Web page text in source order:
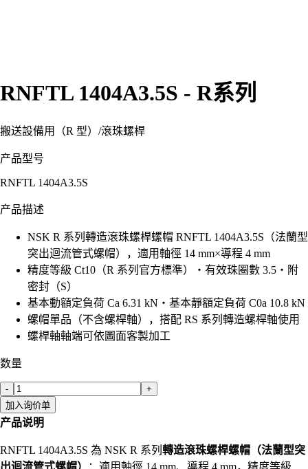
RNFTL 1404A3.5S - R系列
搬送設備用（R 型） /滾珠螺桿
产品型号
RNFTL 1404A3.5S
产品描述
NSK R 系列轉造滾珠螺桿螺帽 RNFTL 1404A3.5S（法蘭型
突出迴流管式螺帽），適用軸徑 14 mm×導程 4 mm
精度等級 Ct10（R 系列官方標準）・有效珠圈數 3.5・附
密封（S）
基本動額定負荷 Ca 6.31 kN・基本靜額定負荷 C0a 10.8 kN
螺帽單品（不含螺桿軸），搭配 RS 系列轉造螺桿軸使用
螺桿軸軸端可依圖面客製加工
数量
-
+
加入询价单
产品说明
RNFTL 1404A3.5S 為 NSK R 系列 轉造滾珠螺桿螺帽（法蘭型突
出迴流管式螺帽）
：適用軸徑 14 mm、導程 4 mm，精度等級